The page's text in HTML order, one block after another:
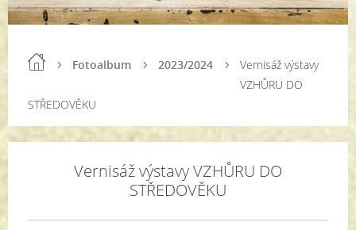
Fotoalbum 2023/2024
Vernisáž výstavy
VZHŮRU DO
STŘEDOVĚKU
Vernisáž výstavy VZHŮRU DO
STŘEDOVĚKU